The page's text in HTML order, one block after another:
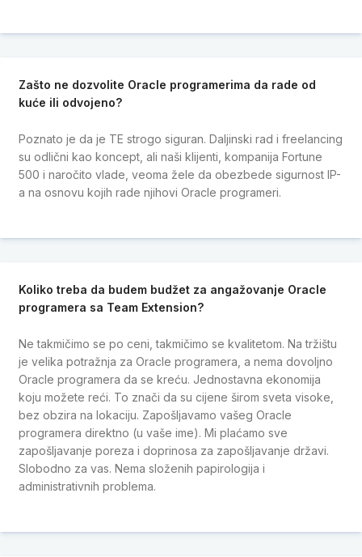
Zašto ne dozvolite Oracle programerima da rade od
kuće ili odvojeno?
Poznato je da je TE strogo siguran. Daljinski rad i freelancing
su odlični kao koncept, ali naši klijenti, kompanija Fortune
500 i naročito vlade, veoma žele da obezbede sigurnost IP-
a na osnovu kojih rade njihovi Oracle programeri.
Koliko treba da budem budžet za angažovanje Oracle
programera sa Team Extension?
Ne takmičimo se po ceni, takmičimo se kvalitetom. Na tržištu
je velika potražnja za Oracle programera, a nema dovoljno
Oracle programera da se kreću. Jednostavna ekonomija
koju možete reći. To znači da su cijene širom sveta visoke,
bez obzira na lokaciju. Zapošljavamo vašeg Oracle
programera direktno (u vaše ime). Mi plaćamo sve
zapošljavanje poreza i doprinosa za zapošljavanje državi.
Slobodno za vas. Nema složenih papirologija i
administrativnih problema.